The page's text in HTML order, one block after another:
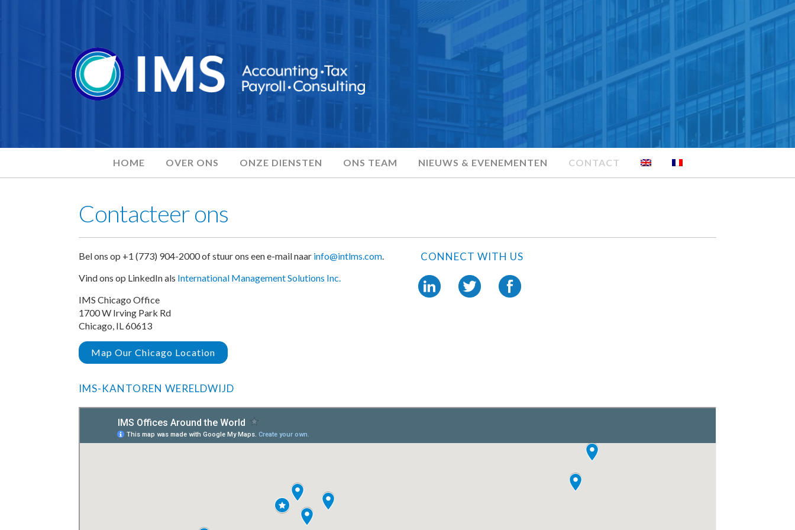
HOME OVER ONS ONZE DIENSTEN ONS TEAM NIEUWS & EVENEMENTEN CONTACT
Contacteer ons
Bel ons op +1 (773) 904-2000 of stuur ons een e-mail naar info@intlms.com.
Vind ons op LinkedIn als International Management Solutions Inc.
IMS Chicago Office
1700 W Irving Park Rd
Chicago, IL 60613
Map Our Chicago Location
CONNECT WITH US
IMS-KANTOREN WERELDWIJD